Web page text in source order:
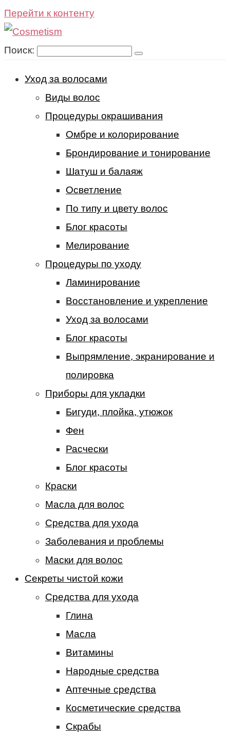
Перейти к контенту
Поиск:
Уход за волосами
Виды волос
Процедуры окрашивания
Омбре и колорирование
Брондирование и тонирование
Шатуш и балаяж
Осветление
По типу и цвету волос
Блог красоты
Мелирование
Процедуры по уходу
Ламинирование
Восстановление и укрепление
Уход за волосами
Блог красоты
Выпрямление, экранирование и
полировка
Приборы для укладки
Бигуди, плойка, утюжок
Фен
Расчески
Блог красоты
Краски
Масла для волос
Средства для ухода
Заболевания и проблемы
Маски для волос
Секреты чистой кожи
Средства для ухода
Глина
Масла
Витамины
Народные средства
Аптечные средства
Косметические средства
Скрабы